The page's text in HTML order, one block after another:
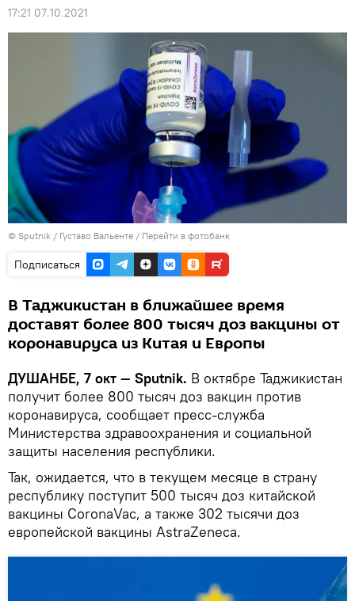
17:21 07.10.2021
© Sputnik / Густаво Вальенте / Перейти в фотобанк
Подписаться
В Таджикистан в ближайшее время
доставят более 800 тысяч доз вакцины от
коронавируса из Китая и Европы
ДУШАНБЕ, 7 окт — Sputnik. В октябре Таджикистан
получит более 800 тысяч доз вакцин против
коронавируса, сообщает пресс-служба
Министерства здравоохранения и социальной
защиты населения республики.
Так, ожидается, что в текущем месяце в страну
республику поступит 500 тысяч доз китайской
вакцины CoronaVac, а также 302 тысячи доз
европейской вакцины AstraZeneca.